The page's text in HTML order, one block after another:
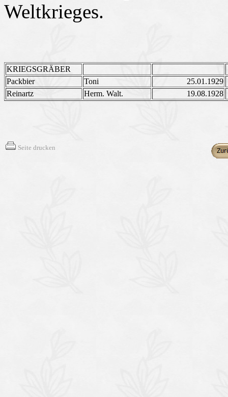
Weltkrieges.
KRIEGSGRÄBER
Packbier
Toni
25.01.1929
Reinartz
Herm. Walt. 19.08.1928
Seite drucken